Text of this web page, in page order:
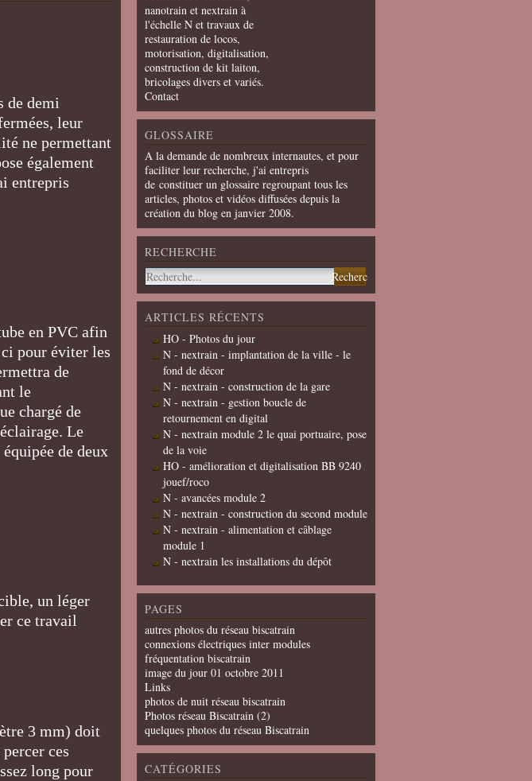
de demi
leur
ne permettant
également
entrepris
en PVC afin
pour éviter les
de
le
chargé de
Le
de deux
un léger
ce travail
3 mm) doit
ces
long pour
nanotrain et nextrain à
l'échelle N et travaux de
restauration de locos,
motorisation, digitalisation,
construction de kit laiton,
bricolages divers et variés.
Contact
GLOSSAIRE
A la demande de nombreux internautes, et pour
faciliter leur recherche, j'ai entrepris
de constituer un glossaire regroupant tous les
articles, photos et vidéos diffusées depuis la
création du blog en janvier 2008.
RECHERCHE
ARTICLES RÉCENTS
HO - Photos du jour
N - nextrain - implantation de la ville - le
fond de décor
N - nextrain - construction de la gare
N - nextrain - gestion boucle de
retournement en digital
N - nextrain module 2 le quai portuaire, pose
de la voie
HO - amélioration et digitalisation BB 9240
jouef/roco
N - avancées module 2
N - nextrain - construction du second module
N - nextrain - alimentation et câblage
module 1
N - nextrain les installations du dépôt
PAGES
autres photos du réseau biscatrain
connexions électriques inter modules
fréquentation biscatrain
image du jour 01 octobre 2011
Links
photos de nuit réseau biscatrain
Photos réseau Biscatrain (2)
quelques photos du réseau Biscatrain
CATÉGORIES